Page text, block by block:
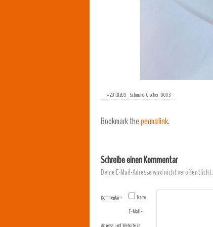
«20131209_ Schmand-Cracker_0003
Bookmark thepermalink.
Schreibe einen Kommentar
Deine E-Mail-Adresse wird nicht veröffentlicht.
Kommentar*
Name,
E-Mail-